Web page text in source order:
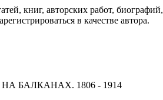
книг, авторских работ,
в качестве автора.
БАЛКАНАХ. 1806 - 1914